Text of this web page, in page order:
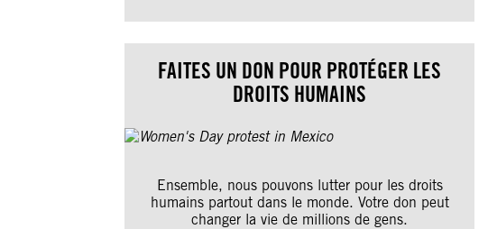
FAITES UN DON POUR PROTÉGER LES
DROITS HUMAINS
Ensemble, nous pouvons lutter pour les droits
humains partout dans le monde. Votre don peut
changer la vie de millions de gens.